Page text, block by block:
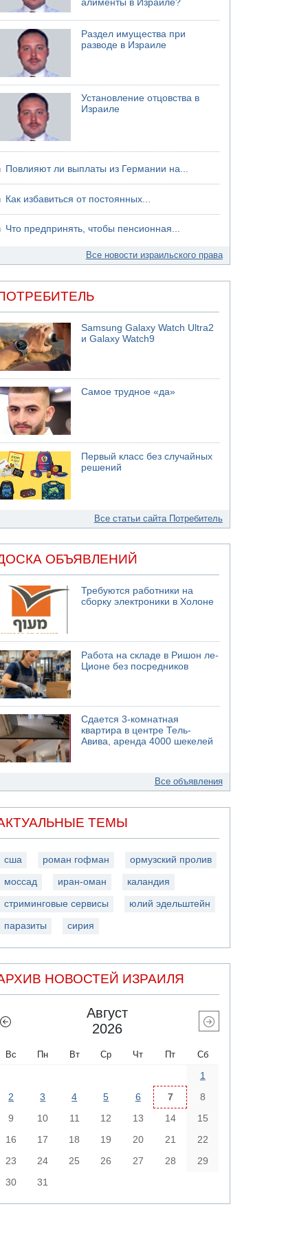
06.08.2026 13:07
Кирьят-Арбы пожар на местности
06.08.2026 12:06
США не будут давить на Израиль в вопросе
Ливана
06.08.2026 11:41
Трое подростков ограбили сексшоп в Холоне
алименты в Израиле?
Раздел имущества при
разводе в Израиле
Установление отцовства в
Израиле
Повлияют ли выплаты из Германии на...
Как избавиться от постоянных...
Что предпринять, чтобы пенсионная...
Все новости израильского права
Samsung Galaxy Watch Ultra2
и Galaxy Watch9
Самое трудное «да»
Первый класс без случайных
решений
Все статьи сайта Потребитель
ОБЪЯВЛЕНИЙ
Требуются работники на
сборку электроники в Холоне
Работа на складе в Ришон ле-
Ционе без посредников
Сдается 3-комнатная
квартира в центре Тель-
Авива, аренда 4000 шекелей
Все объявления
ТЕМЫ
сша роман гофман ормузский пролив
моссад иран-оман каландия
стриминговые сервисы юлий эдельштейн
паразиты сирия
НОВОСТЕЙ ИЗРАИЛЯ
Август
2026
Вс Пн Вт Ср Чт Пт Сб
1
2
3 4 5 6 7
8
9
10 11 12 13 14
15
16
17 18 19 20 21
22
23
24 25 26 27 28
29
30
31